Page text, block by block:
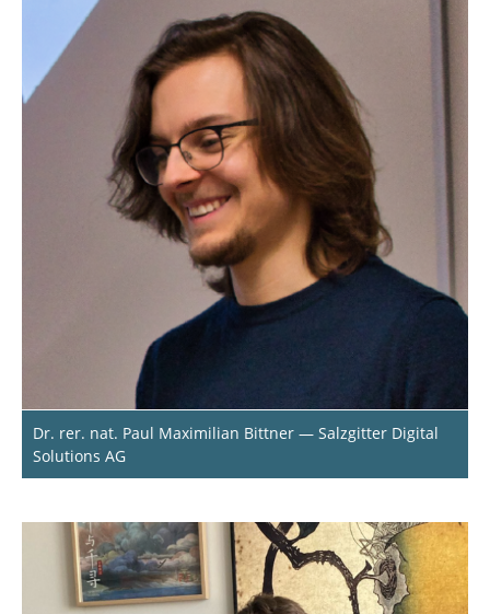
Prof. Dr. Ina Schaefer
Dr.-Ing. Alexander Schlie
Prof. Dr. Sandro Schulze
Michael Seidel-Burgdorf
Dr.-Ing. Christoph Seidl
Dr.-Ing. David Wille
Dr. rer. nat. Paul Maximilian Bittner — Salzgitter Digital
Solutions AG